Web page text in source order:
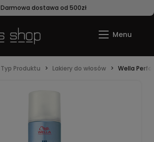
Darmowa dostawa od 500zł
Typ Produktu Lakiery do włosów Wella